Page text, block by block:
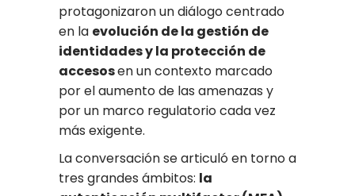
protagonizaron un diálogo centrado
en la evolución de la gestión de
identidades y la protección de
accesosen un contexto marcado
por el aumento de las amenazas y
por un marco regulatorio cada vez
más exigente.
La conversación se articuló en torno a
tres grandes ámbitos: la